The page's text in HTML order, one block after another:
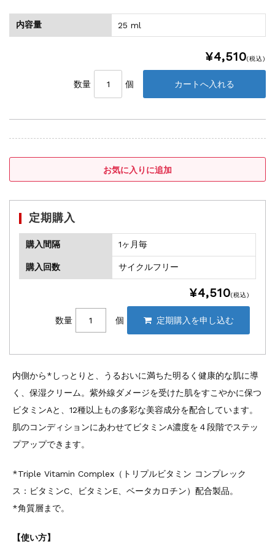
内容量 25 ml
¥4,510(税込)
数量 個
定期購入
購入間隔 1ヶ月毎
購入回数 サイクルフリー
¥4,510(税込)
数量 個
内側から*しっとりと、うるおいに満ちた明るく健康的な肌に導
く、保湿クリーム。紫外線ダメージを受けた肌をすこやかに保つ
ビタミンAと、12種以上もの多彩な美容成分を配合しています。
肌のコンディションにあわせてビタミンA濃度を４段階でステッ
プアップできます。
*Triple Vitamin Complex（トリプルビタミン コンプレック
ス：ビタミンC、ビタミンE、ベータカロチン）配合製品。
*角質層まで。
【使い方】